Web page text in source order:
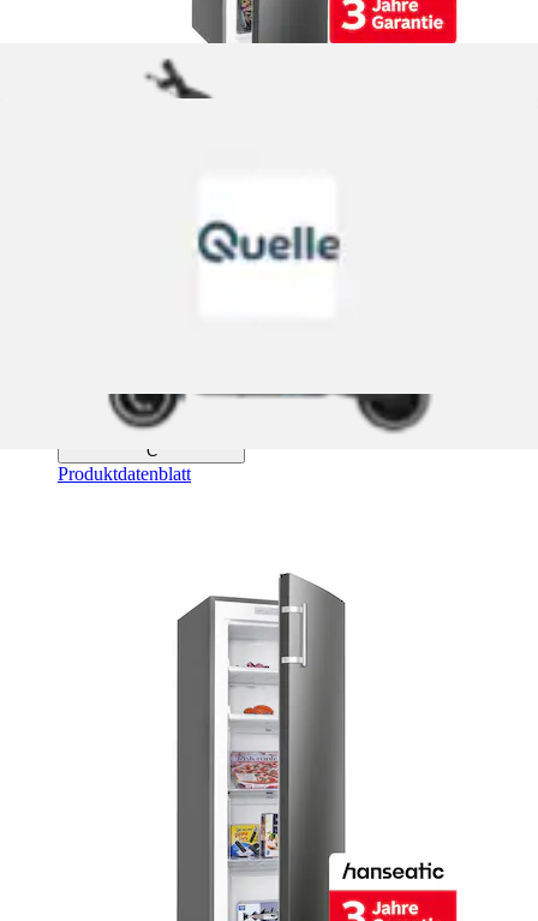
inkl. 3 Jahre Herstellergarantie
Ursprünglicher PreisUVP 699,00 €Rabatt
C
Produktdatenblatt